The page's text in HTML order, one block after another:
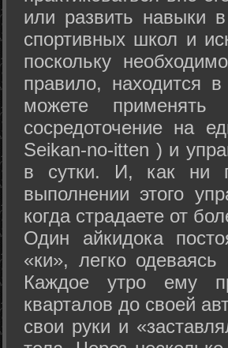
или развить навыки
спортивных школ и
поскольку
правило, находится
можете
сосредоточение на
Seikan-­no-­itten ) и
в сутки. И, как ни
выполнении этого
когда страдаете от
Один айкидока
«ки», легко
Каждое утро ему
кварталов до своей
свои руки и